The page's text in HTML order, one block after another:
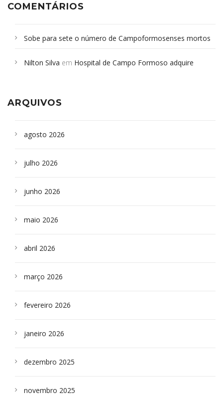
COMENTÁRIOS
Sobe para sete o número de Campoformosenses mortos
Campoformosenses que morreram em desabamentos são
Nilton Silva em Hospital de Campo Formoso adquire
ARQUIVOS
agosto 2026
julho 2026
junho 2026
maio 2026
abril 2026
março 2026
fevereiro 2026
janeiro 2026
dezembro 2025
novembro 2025